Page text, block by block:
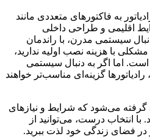
به فاکتورهای متعددی مانند
اقلیمی و طراحی داخلی
سیستمی مدرن، با راندمان
مشکلی با هزینه نصب اولیه ندارید،
اما اگر به دنبال سیستمی
گزینه‌ای مناسب‌تر خواهند
گرفته می‌شود که شرایط و نیازهای
انتخاب درست، می‌توانید از
فضای زندگی خود لذت ببرید.